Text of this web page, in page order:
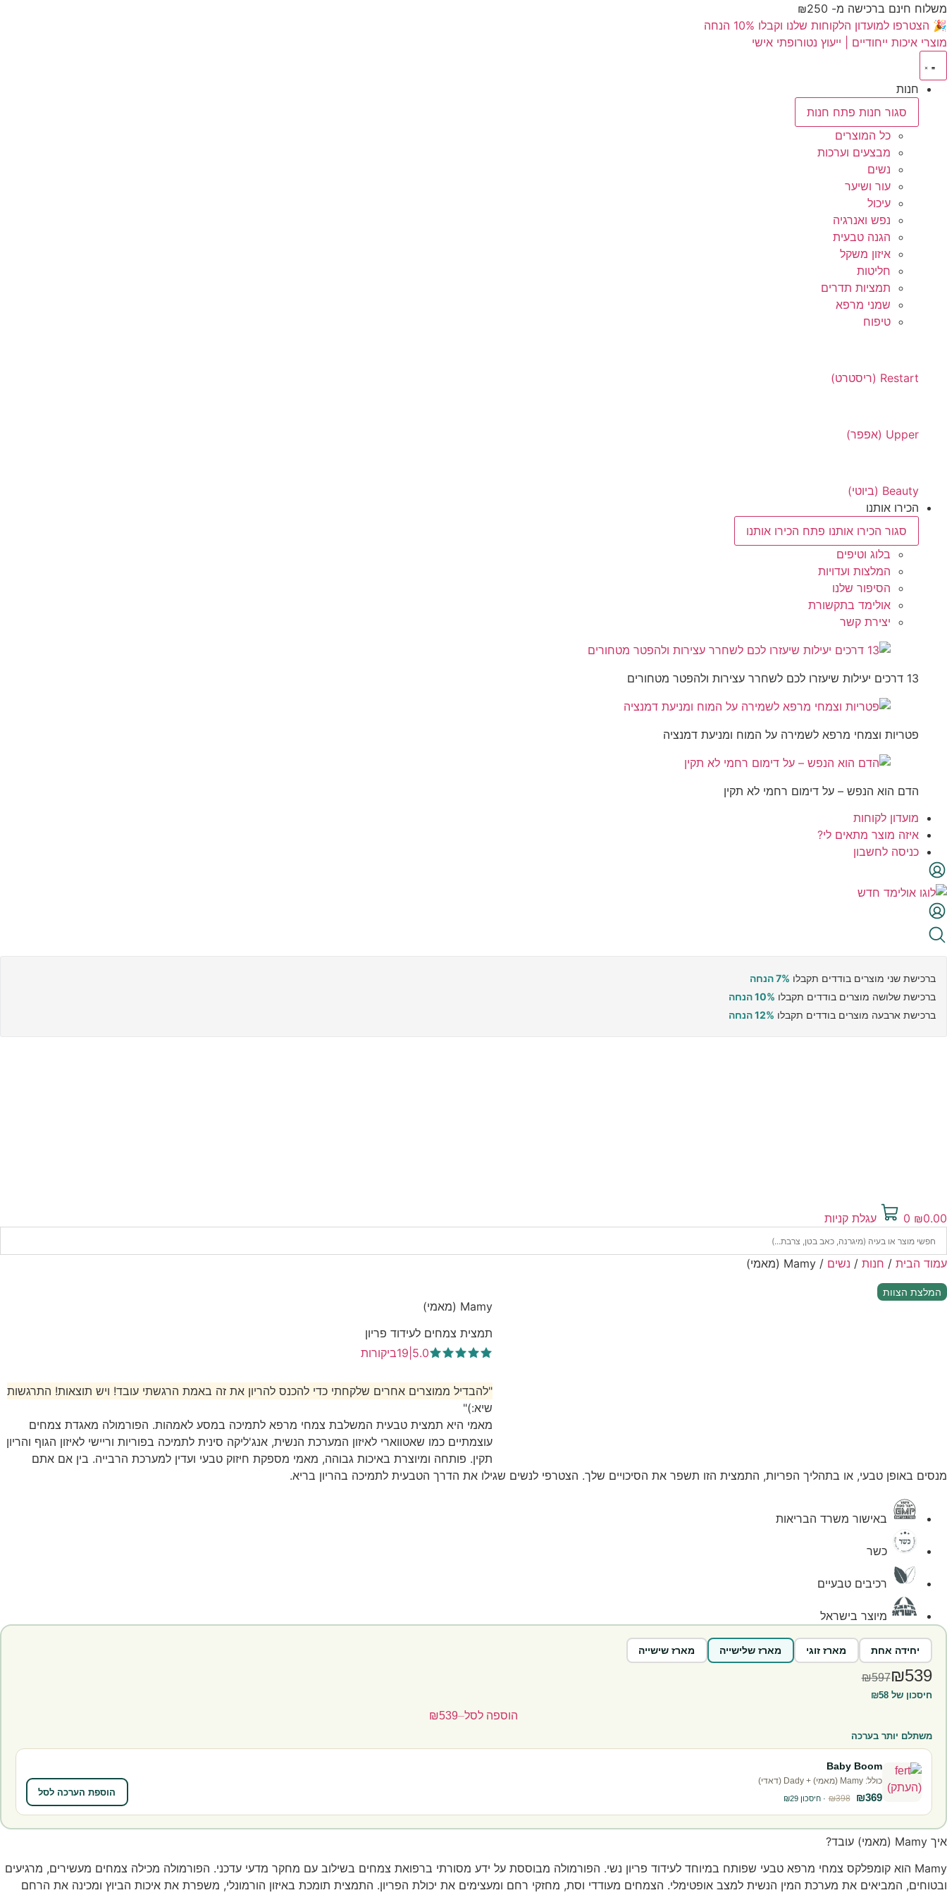
משלוח חינם ברכישה מ- ₪250
🎉 הצטרפו למועדון הלקוחות שלנו וקבלו 10% הנחה
מוצרי איכות ייחודיים | ייעוץ נטורופתי אישי
חנות
סגור חנות פתח חנות
כל המוצרים
מבצעים וערכות
נשים
עור ושיער
עיכול
נפש ואנרגיה
הגנה טבעית
איזון משקל
חליטות
תמציות תדרים
שמני מרפא
טיפוח
Restart (ריסטרט)
Upper (אפפר)
Beauty (ביוטי)
הכירו אותנו
סגור הכירו אותנו פתח הכירו אותנו
בלוג וטיפים
המלצות ועדויות
הסיפור שלנו
אולימד בתקשורת
יצירת קשר
13 דרכים יעילות שיעזרו לכם לשחרר עצירות ולהפטר מטחורים
פטריות וצמחי מרפא לשמירה על המוח ומניעת דמנציה
הדם הוא הנפש – על דימום רחמי לא תקין
מועדון לקוחות
איזה מוצר מתאים לי?
כניסה לחשבון
ברכישת שני מוצרים בודדים תקבלו 7% הנחה
ברכישת שלושה מוצרים בודדים תקבלו 10% הנחה
ברכישת ארבעה מוצרים בודדים תקבלו 12% הנחה
₪0.00
0 עגלת קניות
עמוד הבית / חנות / נשים / Mamy (מאמי)
המלצת הצוות
Mamy (מאמי)
תמצית צמחים לעידוד פריון
5.0
19ביקורות
"להבדיל ממוצרים אחרים שלקחתי כדי להכנס להריון את זה באמת הרגשתי עובד! ויש תוצאות! התרגשות
שיא:)"
מאמי היא תמצית טבעית המשלבת צמחי מרפא לתמיכה במסע לאמהות. הפורמולה מאגדת צמחים
עוצמתיים כמו שאטווארי לאיזון המערכת הנשית, אנג'ליקה סינית לתמיכה בפוריות וריישי לאיזון הגוף והריון
תקין. פותחה ומיוצרת באיכות גבוהה, מאמי מספקת חיזוק טבעי ועדין למערכת הרבייה. בין אם אתם
מנסים באופן טבעי, או בתהליך הפריות, התמצית הזו תשפר את הסיכויים שלך. הצטרפי לנשים שגילו את הדרך הטבעית לתמיכה בהריון בריא.
באישור משרד הבריאות
כשר
רכיבים טבעיים
מיוצר בישראל
יחידה אחת מארז זוגי מארז שלישייה מארז שישייה
₪539
₪597
חיסכון של ₪58
הוספה לסל–
₪539
משתלם יותר בערכה
Baby Boom
כולל: Mamy (מאמי) + Dady (דאדי)
₪369
₪398 · חיסכון ₪29
הוספת הערכה לסל
איך Mamy (מאמי) עובד?
Mamy הוא קומפלקס צמחי מרפא טבעי שפותח במיוחד לעידוד פריון נשי. הפורמולה מבוססת על ידע מסורתי ברפואת צמחים בשילוב עם מחקר מדעי עדכני. הפורמולה מכילה צמחים מעשירים, מרגיעים
ובטוחים, המביאים את מערכת המין הנשית למצב אופטימלי. הצמחים מעודדי וסת, מחזקי רחם ומעצימים את יכולת הפריון. התמצית תומכת באיזון הורמונלי, משפרת את איכות הביוץ ומכינה את הרחם